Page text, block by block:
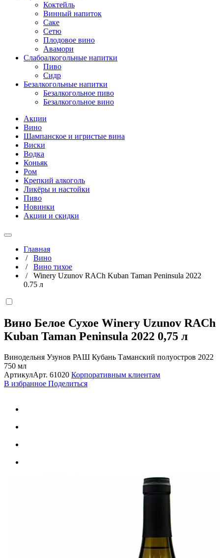
Коктейль
Винный напиток
Саке
Сетю
Плодовое вино
Авамори
Слабоалкогольные напитки
Пиво
Сидр
Безалкогольные напитки
Безалкогольное пиво
Безалкогольное вино
Акции
Вино
Шампанское и игристые вина
Виски
Водка
Коньяк
Ром
Крепкий алкоголь
Ликёры и настойки
Пиво
Новинки
Акции и скидки
Главная
/ Вино
/ Вино тихое
/ Winery Uzunov RACh Kuban Taman Peninsula 2022
0.75 л
Вино Белое Сухое Winery Uzunov RACh
Kuban Taman Peninsula 2022 0,75 л
Винодельня Узунов РАШ Кубань Таманский полуостров 2022
750 мл
АртикулАрт. 61020 Корпоративным клиентам
В избранное Поделиться